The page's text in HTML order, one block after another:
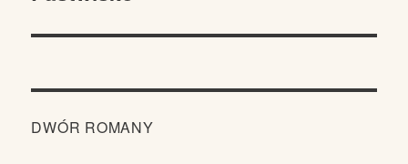
DWÓR ROMANY